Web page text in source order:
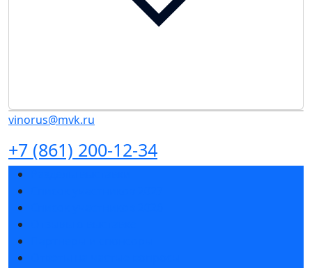
vinorus@mvk.ru
+7 (861) 200-12-34